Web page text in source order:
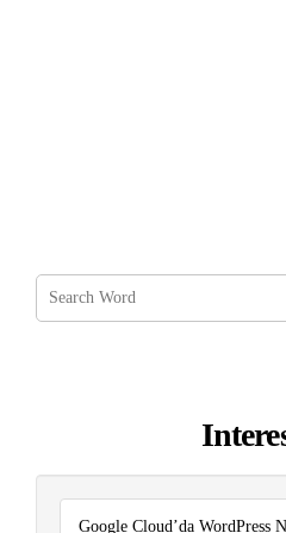
Google Cloud’da WordPress